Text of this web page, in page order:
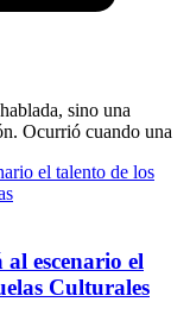
sino una
Ocurrió cuando una
escenario el
Culturales